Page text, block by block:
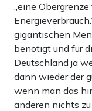
„eine
gigantischen
benötigt und für
Deutschland ja
dann wieder der
wenn man das
anderen nichts zu